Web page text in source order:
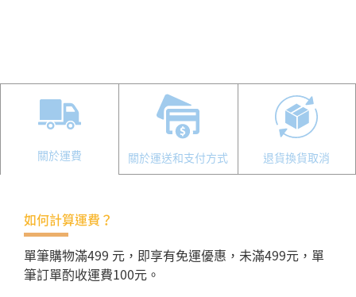
關於運費 關於運送和支付方式 退貨換貨取消
如何計算運費？
單筆購物滿499 元，即享有免運優惠，未滿499元，單
筆訂單酌收運費100元。